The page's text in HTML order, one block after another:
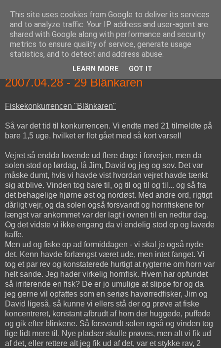
fiskedagbog.dk
Havørredfiskeri, tordenvejr og rav i (en skøn?) tre-enighed
2007.04.28 - 29 Blänkaren
Fiskekonkurrencen "Blänkaren"
Så var det tid til konkurrencen. Vi endte med 21 tilmeldte på
bare 1,5 uge, hvilket er flot gået med så kort varsel!
Vejret så endda lovende ud flere dage i forvejen, men da
solen stod op lørdag, lå Jim, David og jeg og sov. Det var
måske dumt, hvis vi havde vist hvordan vejret havde tænkt
sig at blive. Vinden tog bare til, og til og til og til... og så fra
det behagelige hjørne øst og nordøst. Med andre ord, rigtigt
dårligt vejr, og da solen også forsvandt og hornfiskene for
længst var ankommet var der lagt i ovnen til en nedtur dag.
Og det vidste vi ikke engang da vi endelig stod op og lavede
kaffe.
Men ud og fiske op ad formiddagen - vi skal jo også nyde
det. Kenn havde forlængst været ude, men intet fanget. Vi
tog et par rev og konstaterede hurtigt at rygterne om horn var
helt sande. Jeg hader virkelig hornfisk. Hvem har opfundet
så irriterende en fisk? De er jo umulige at slippe for og da
jeg gerne vil opfattes som en seriøs havørredfisker, Jim og
David ligeså, så kunne vi ellers stå der og prøve at fiske
koncentreret, konstant afbrudt af horn der huggede, puffede
og gik efter blinkene. Så forsvandt solen også og vinden tog
lige lidt mere til. Nye pladser skulle prøves, men alt vi fik ud
af det, eller rettere alt jeg fik ud af det, var et stykke rav, 2
This site uses cookies from Google to deliver its services
and to analyze traffic. Your IP address and user-agent are
shared with Google along with performance and security
metrics to ensure quality of service, generate usage
statistics, and to detect and address abuse.
LEARN MORE GOT IT